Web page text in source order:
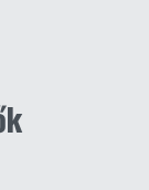
a kínálatunkban
bizalommal